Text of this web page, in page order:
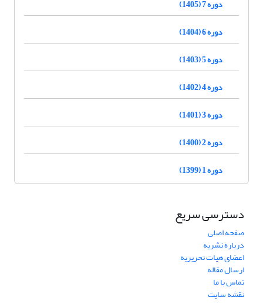
دوره 7 (1405)
دوره 6 (1404)
دوره 5 (1403)
دوره 4 (1402)
دوره 3 (1401)
دوره 2 (1400)
دوره 1 (1399)
دسترسی سریع
صفحه اصلی
درباره نشریه
اعضای هیات تحریریه
ارسال مقاله
تماس با ما
نقشه سایت